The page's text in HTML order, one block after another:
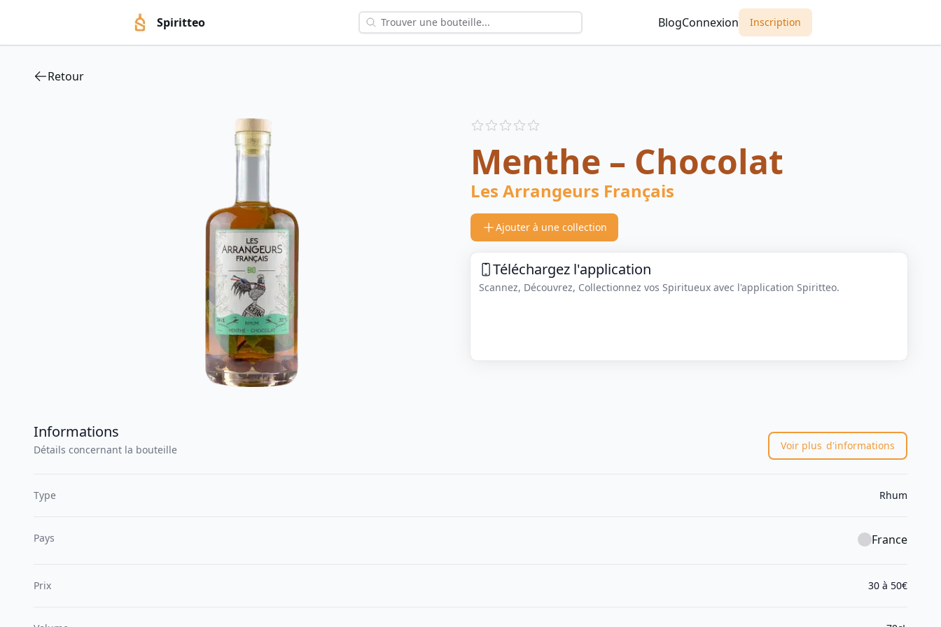
Spiritteo BlogConnexion Inscription
Retour
Reviews
Menthe – Chocolat
Les Arrangeurs Français
Ajouter à une collection
Téléchargez l'application
Scannez, Découvrez, Collectionnez vos Spiritueux avec l'application Spiritteo.
Informations
Détails concernant la bouteille Voir plus d'informations
Type Rhum
Pays France
Prix 30 à 50€